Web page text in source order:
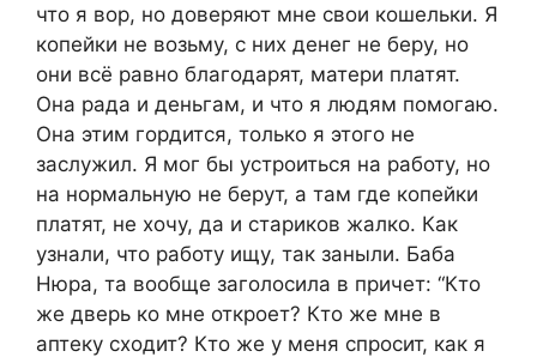
что я вор, но доверяют мне свои кошельки. Я
копейки не возьму, с них денег не беру, но
они всё равно благодарят, матери платят.
Она рада и деньгам, и что я людям помогаю.
Она этим гордится, только я этого не
заслужил. Я мог бы устроиться на работу, но
на нормальную не берут, а там где копейки
платят, не хочу, да и стариков жалко. Как
узнали, что работу ищу, так заныли. Баба
Нюра, та вообще заголосила в причет: “Кто
же дверь ко мне откроет? Кто же мне в
аптеку сходит? Кто же у меня спросит, как я